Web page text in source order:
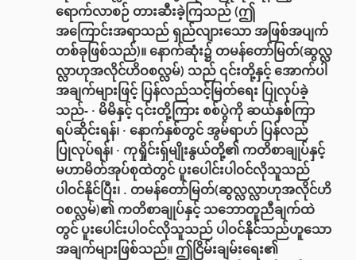
ရောက်လာစဉ် တားဆီးခဲ့ကြသည် (ဤ
အကြောင်းအရာသည် ရှည်လျားသော အဖြစ်အပျက်
တစ်ခုဖြစ်သည်)။ နောက်ဆုံး၌ တမန်တော်မြတ်(ဆွလ္လ
လ္လာဟုအလိုင်ဟိဝစလ္လမ်) သည် ၎င်းတို့နှင့် အောက်ပါ
အချက်များဖြင့် ပြန်လည်သင့်မြတ်ရေး ပြုလုပ်ခဲ့
သည်- · မိမိနှင့် ၎င်းတို့ကြား စစ်ပွဲကို ဆယ်နှစ်ကြာ
ရပ်ဆိုင်းရန်၊ · နောက်နှစ်တွင် အွမ်ရာဟ် ပြန်လည်
ပြုလုပ်ရန်၊ · ကုရှိုင်းရှ်မျိုးနွယ်တို့၏ ကတိစာချုပ်နှင့်
မဟာမိတ်အုပ်စုထဲတွင် ပူးပေါင်းပါဝင်လိုသူသည်
ပါဝင်နိုင်ပြီး၊ . တမန်တော်မြတ်(ဆွလ္လလ္လာဟုအလိုင်ဟိ
ဝစလ္လမ်)၏ ကတိစာချုပ်နှင့် သဘောတူညီချက်ထဲ
တွင် ပူးပေါင်းပါဝင်လိုသူသည် ပါဝင်နိုင်သည်ဟူသော
အချက်များဖြစ်သည်။ ဤငြိမ်းချမ်းရေး၏